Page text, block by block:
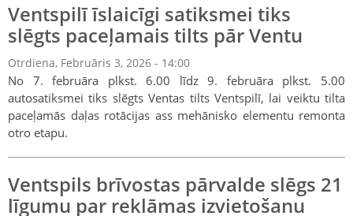
Ventspilī īslaicīgi satiksmei tiks
slēgts paceļamais tilts pār Ventu
Otrdiena, Februāris 3, 2026 - 14:00
No 7. februāra plkst. 6.00 līdz 9. februāra plkst. 5.00
autosatiksmei tiks slēgts Ventas tilts Ventspilī, lai veiktu tilta
paceļamās daļas rotācijas ass mehānisko elementu remonta
otro etapu.
Ventspils brīvostas pārvalde slēgs 21
līgumu par reklāmas izvietošanu